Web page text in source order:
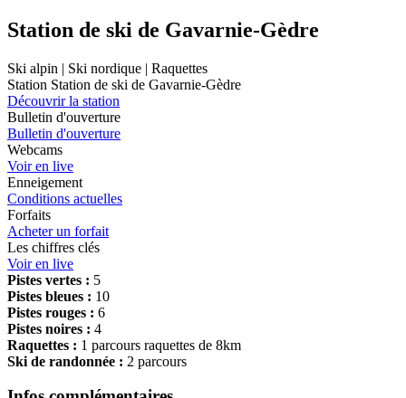
Station de ski de Gavarnie-Gèdre
Ski alpin | Ski nordique | Raquettes
Station Station de ski de Gavarnie-Gèdre
Découvrir la station
Bulletin d'ouverture
Bulletin d'ouverture
Webcams
Voir en live
Enneigement
Conditions actuelles
Forfaits
Acheter un forfait
Les chiffres clés
Voir en live
Pistes vertes : 5
Pistes bleues : 10
Pistes rouges : 6
Pistes noires : 4
Raquettes : 1 parcours raquettes de 8km
Ski de randonnée : 2 parcours